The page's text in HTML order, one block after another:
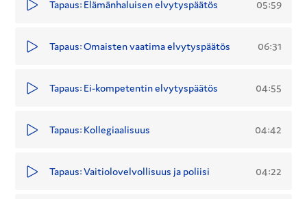
Tapaus: Elämänhaluisen elvytyspäätös 05:59
Tapaus: Omaisten vaatima elvytyspäätös 06:31
Tapaus: Ei-kompetentin elvytyspäätös 04:55
Tapaus: Kollegiaalisuus 04:42
Tapaus: Vaitiolovelvollisuus ja poliisi 04:22